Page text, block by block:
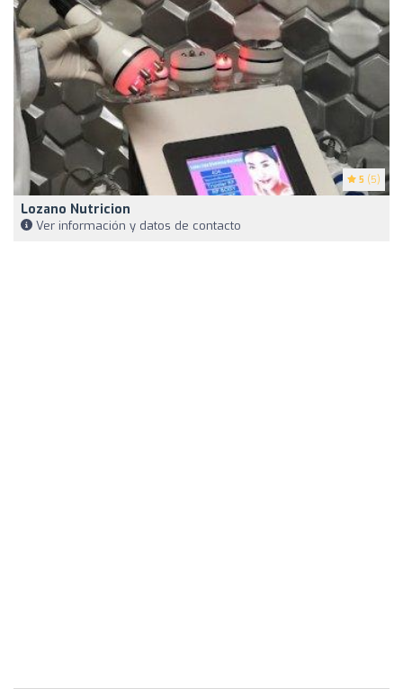
5 (5)
Lozano Nutricion
Ver información y datos de contacto